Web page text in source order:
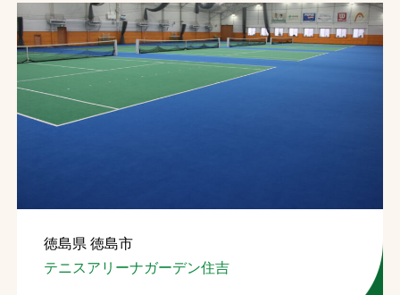
徳島県 徳島市
テニスアリーナガーデン住吉